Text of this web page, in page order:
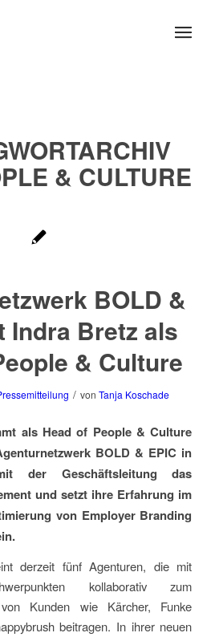
& CULTURE
BOLD &
Indra Bretz als
& Culture
/ vonTanja Koschade
als Head of People & Culture
BOLD & EPIC in
der Geschäftsleitung das
und setzt ihre Erfahrung im
von Employer Branding
derzeit fünf Agenturen, die mit
kollaborativ zum
von Kunden wie Kärcher, Funke
beitragen. In ihrer neuen